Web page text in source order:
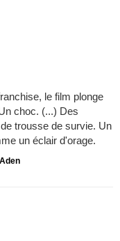
le film plonge
choc. (...) Des
trousse de survie. Un
un éclair d'orage.
Aden